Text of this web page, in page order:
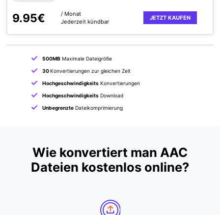
9.95€
/ Monat
Jederzeit kündbar
JETZT KAUFEN
500MBMaximale Dateigröße
30Konvertierungen zur gleichen Zeit
HochgeschwindigkeitsKonvertierungen
HochgeschwindigkeitsDownload
UnbegrenzteDateikomprimierung
Wie konvertiert man AAC
Dateien kostenlos online?